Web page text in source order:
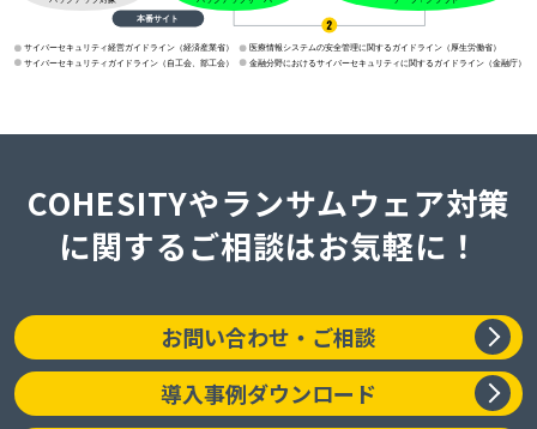
COHESITYやランサムウェア対策
に関するご相談はお気軽に！
お問い合わせ・ご相談
導入事例ダウンロード